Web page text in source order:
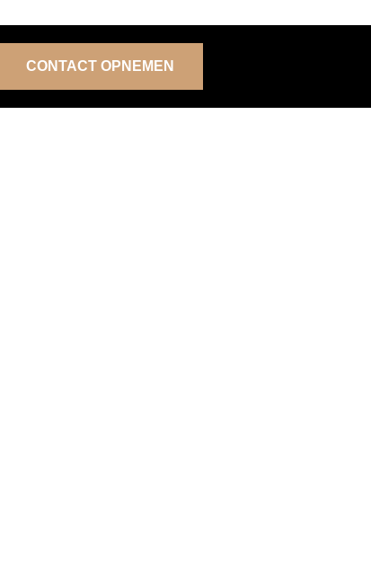
CONTACT OPNEMEN